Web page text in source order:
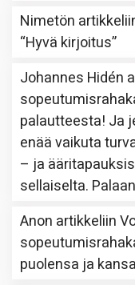
Nimetön
“Hyvä kirjoitus”
Johannes Hidén
palautteesta! Ja
enää vaikuta
– ja
sellaiselta.
Anon artikkeliin
puolensa ja